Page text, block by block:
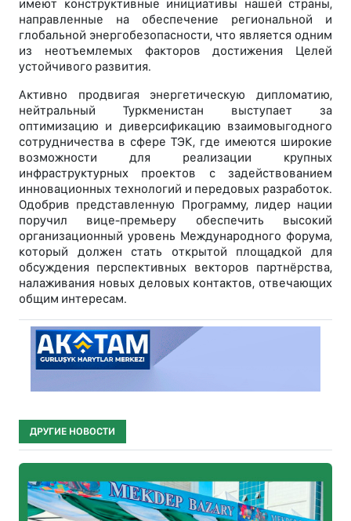
имеют конструктивные инициативы нашей страны,
направленные на обеспечение региональной и
глобальной энергобезопасности, что является одним
из неотъемлемых факторов достижения Целей
устойчивого развития.
Активно продвигая энергетическую дипломатию,
нейтральный Туркменистан выступает за
оптимизацию и диверсификацию взаимовыгодного
сотрудничества в сфере ТЭК, где имеются широкие
возможности для реализации крупных
инфраструктурных проектов с задействованием
инновационных технологий и передовых разработок.
Одобрив представленную Программу, лидер нации
поручил вице-премьеру обеспечить высокий
организационный уровень Международного форума,
который должен стать открытой площадкой для
обсуждения перспективных векторов партнёрства,
налаживания новых деловых контактов, отвечающих
общим интересам.
ДРУГИЕ НОВОСТИ